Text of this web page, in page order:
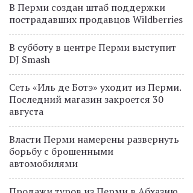
В Перми создан штаб поддержки
пострадавших продавцов Wildberries
В субботу в центре Перми выступит
DJ Smash
Сеть «Иль де Ботэ» уходит из Перми.
Последний магазин закроется 30
августа
Власти Перми намерены развернуть
борьбу с брошенными
автомобилями